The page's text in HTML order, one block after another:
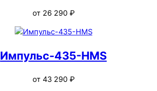
от 26 290 ₽
Импульс-435-HMS
от 43 290 ₽